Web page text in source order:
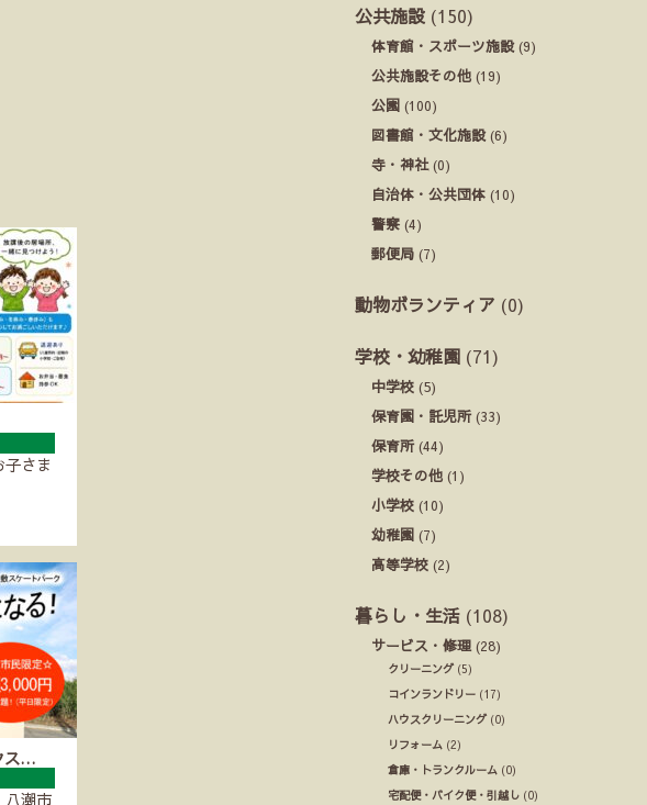
さま
ス…
八潮市
公共施設 (150)
体育館・スポーツ施設(9)
公共施設その他 (19)
公園 (100)
図書館・文化施設(6)
寺・神社(0)
自治体・公共団体 (10)
警察 (4)
郵便局 (7)
動物ボランティア (0)
学校・幼稚園 (71)
中学校 (5)
保育園・託児所(33)
保育所(44)
学校その他 (1)
小学校 (10)
幼稚園 (7)
高等学校 (2)
暮らし・生活 (108)
サービス・修理 (28)
クリーニング(5)
コインランドリー (17)
ハウスクリーニング(0)
リフォーム (2)
倉庫・トランクルーム (0)
宅配便・バイク便・引越し (0)